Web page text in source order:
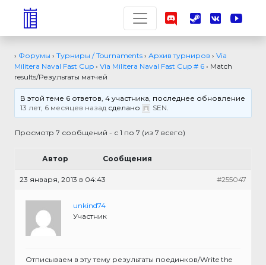
› Форумы › Турниры / Tournaments › Архив турниров › Via
Militera Naval Fast Cup › Via Militera Naval Fast Cup # 6 › Match
results/Результаты матчей
В этой теме 6 ответов, 4 участника, последнее обновление
13 лет, 6 месяцев назад сделано SEN.
Просмотр 7 сообщений - с 1 по 7 (из 7 всего)
Автор Сообщения
23 января, 2013 в 04:43 #255047
unkind74
Участник
Отписываем в эту тему результаты поединков/Write the